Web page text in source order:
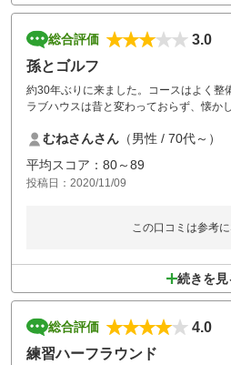
総合評価
3.0
孫とゴルフ
約30年ぶりに来ました。コースはよく整
ラブハウスは昔と変わっておらず、懐か
それなりに親切でした。練習グリーンで
たと思いました。
むねさんさん （男性 / 70代～）
平均スコア：80～89
投稿日：2020/11/09
この口コミは参考
続きを見
総合評価
4.0
練習ハーフラウンド